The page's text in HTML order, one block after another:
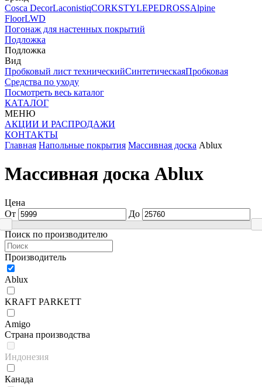
Cosca DecorLaconistiqCORKSTYLEPEDROSSAlpine
FloorLWD
Погонаж для настенных покрытий
Подложка
Подложка
Вид
Пробковый лист техническийСинтетическаяПробковая
Средства по уходу
Посмотреть весь каталог
КАТАЛОГ
МЕНЮ
АКЦИИ И РАСПРОДАЖИ
КОНТАКТЫ
Главная Напольные покрытия Массивная доска Ablux
Массивная доска Ablux
Цена
От
До
Поиск по производителю
Производитель
Ablux
KRAFT PARKETT
Amigo
Страна производства
Индонезия
Канада